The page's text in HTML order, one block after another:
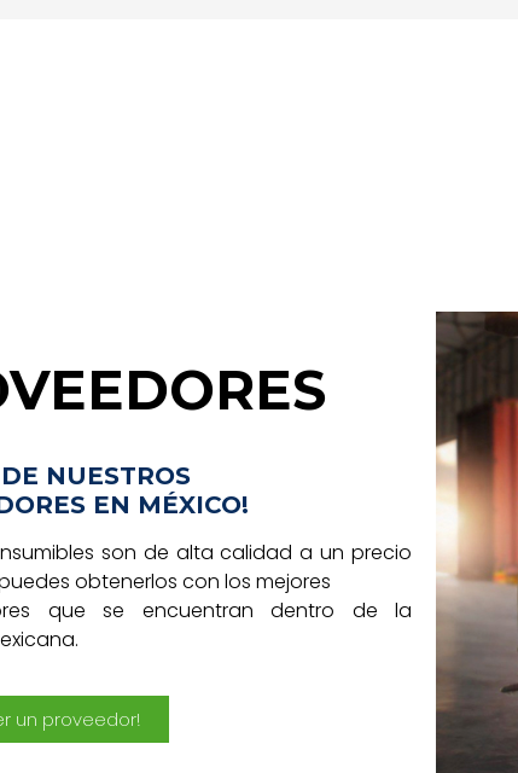
NUESTROS
EN MÉXICO!
son de alta calidad a un precio
obtenerlos con los mejores
que se encuentran dentro de la
un proveedor!